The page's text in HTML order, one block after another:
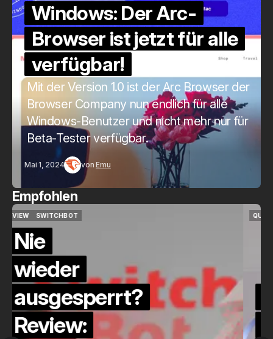
Windows: Der Arc-
Browser ist jetzt für alle
verfügbar!
Mit der Version 1.0 ist der Arc Browser der
Browser Company nun endlich für alle
Windows-Benutzer und nicht mehr nur für
Beta-Tester verfügbar.
Mai 1, 2024 von Emu
Empfohlen
QUICKCHECK
Die Alexa-
Alternative?